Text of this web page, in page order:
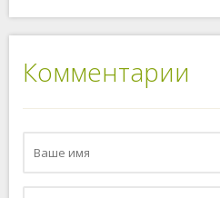
Комментарии